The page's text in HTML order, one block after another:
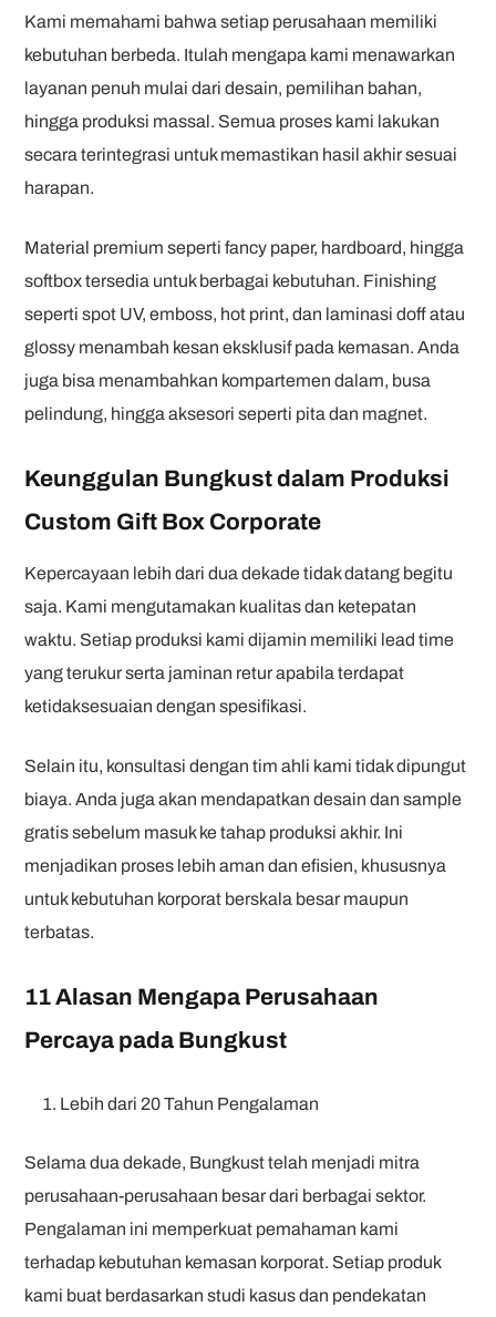
Kami memahami bahwa setiap perusahaan memiliki
kebutuhan berbeda. Itulah mengapa kami menawarkan
layanan penuh mulai dari desain, pemilihan bahan,
hingga produksi massal. Semua proses kami lakukan
secara terintegrasi untuk memastikan hasil akhir sesuai
harapan.
Material premium seperti fancy paper, hardboard, hingga
softbox tersedia untuk berbagai kebutuhan. Finishing
seperti spot UV, emboss, hot print, dan laminasi doff atau
glossy menambah kesan eksklusif pada kemasan. Anda
juga bisa menambahkan kompartemen dalam, busa
pelindung, hingga aksesori seperti pita dan magnet.
Keunggulan Bungkust dalam Produksi
Custom Gift Box Corporate
Kepercayaan lebih dari dua dekade tidak datang begitu
saja. Kami mengutamakan kualitas dan ketepatan
waktu. Setiap produksi kami dijamin memiliki lead time
yang terukur serta jaminan retur apabila terdapat
ketidaksesuaian dengan spesifikasi.
Selain itu, konsultasi dengan tim ahli kami tidak dipungut
biaya. Anda juga akan mendapatkan desain dan sample
gratis sebelum masuk ke tahap produksi akhir. Ini
menjadikan proses lebih aman dan efisien, khususnya
untuk kebutuhan korporat berskala besar maupun
terbatas.
11 Alasan Mengapa Perusahaan
Percaya pada Bungkust
Lebih dari 20 Tahun Pengalaman
Selama dua dekade, Bungkust telah menjadi mitra
perusahaan-perusahaan besar dari berbagai sektor.
Pengalaman ini memperkuat pemahaman kami
terhadap kebutuhan kemasan korporat. Setiap produk
kami buat berdasarkan studi kasus dan pendekatan